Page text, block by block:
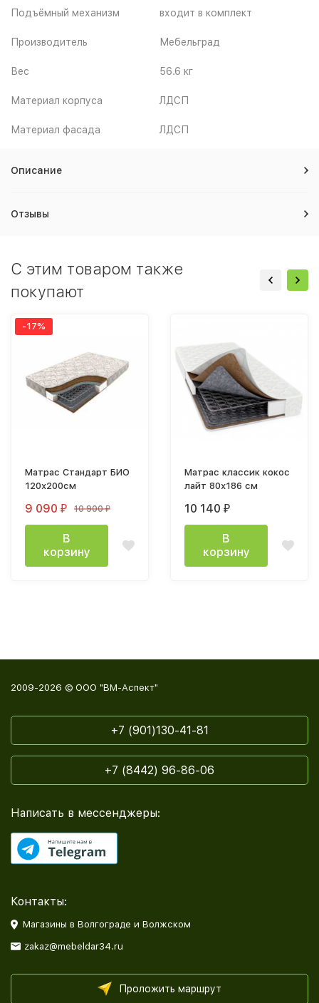
Подъёмный механизм входит в комплект
Производитель Мебельград
Вес 56.6 кг
Материал корпуса ЛДСП
Материал фасада ЛДСП
Описание
Отзывы
C этим товаром также
покупают
-17%
Матрас Стандарт БИО
120х200см
9 090 ₽ 10 900₽
В
корзину
Матрас классик кокос
лайт 80х186 см
10 140 ₽
В
корзину
2009-2026 © ООО "ВМ-Аспект"
+7 (901)130-41-81
+7 (8442) 96-86-06
Написать в мессенджеры:
Контакты:
Магазины в Волгограде и Волжском
zakaz@mebeldar34.ru
Проложить маршрут